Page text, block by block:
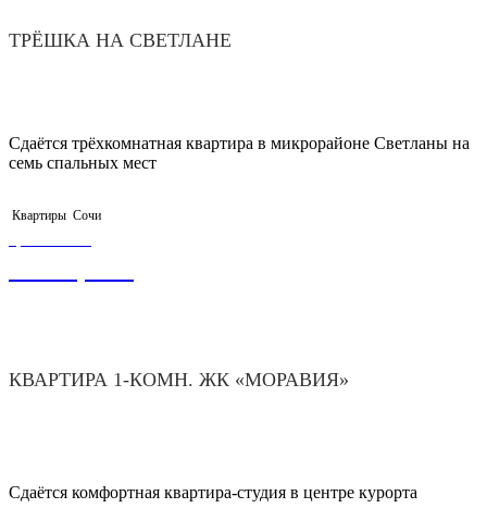
ТРЁШКА НА СВЕТЛАНЕ
Сдаётся трёхкомнатная квартира в микрорайоне Светланы на
семь спальных мест
Квартиры Сочи
КВАРТИРА 1-КОМН. ЖК «МОРАВИЯ»
Сдаётся комфортная квартира-студия в центре курорта